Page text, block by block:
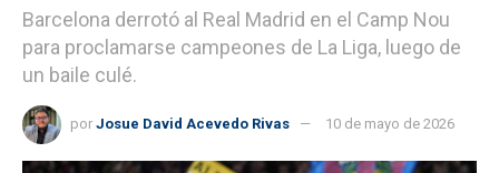
Barcelona derrotó al Real Madrid en el Camp Nou
para proclamarse campeones de La Liga, luego de
un baile culé.
por Josue David Acevedo Rivas 10 de mayo de 2026